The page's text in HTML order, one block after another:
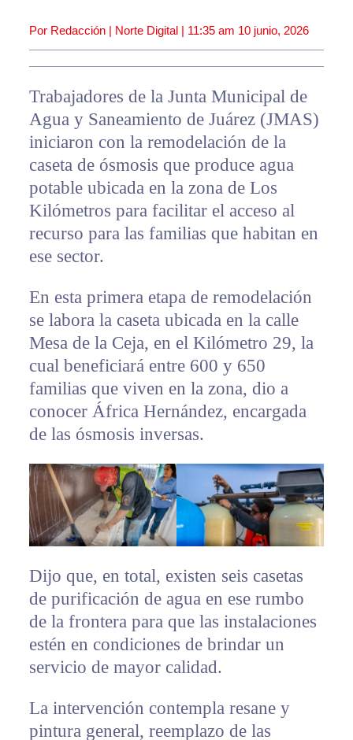
Por Redacción | Norte Digital | 11:35 am 10 junio, 2026
Trabajadores de la Junta Municipal de
Agua y Saneamiento de Juárez (JMAS)
iniciaron con la remodelación de la
caseta de ósmosis que produce agua
potable ubicada en la zona de Los
Kilómetros para facilitar el acceso al
recurso para las familias que habitan en
ese sector.
En esta primera etapa de remodelación
se labora la caseta ubicada en la calle
Mesa de la Ceja, en el Kilómetro 29, la
cual beneficiará entre 600 y 650
familias que viven en la zona, dio a
conocer África Hernández, encargada
de las ósmosis inversas.
Dijo que, en total, existen seis casetas
de purificación de agua en ese rumbo
de la frontera para que las instalaciones
estén en condiciones de brindar un
servicio de mayor calidad.
La intervención contempla resane y
pintura general, reemplazo de las